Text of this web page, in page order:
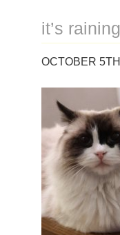
it’s
OCTOBER